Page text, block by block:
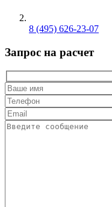
8 (495) 626-23-07
Запрос на расчет